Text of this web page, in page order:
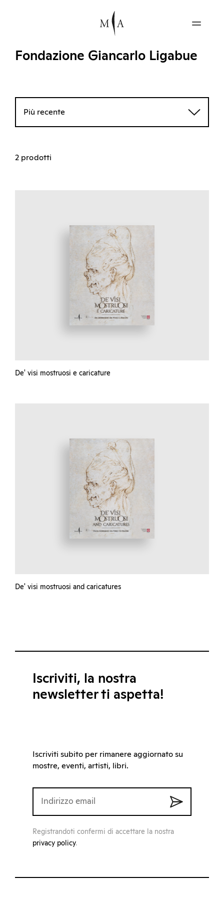
Fondazione Giancarlo Ligabue
Più recente
2 prodotti
De' visi mostruosi e caricature
De' visi mostruosi and caricatures
Iscriviti, la nostra
newsletter ti aspetta!
Iscriviti subito per rimanere aggiornato su
mostre, eventi, artisti, libri.
Registrandoti confermi di accettare la nostra
privacy policy.